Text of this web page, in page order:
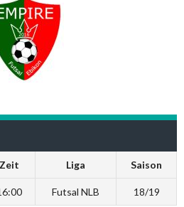
Zeit Liga Saison
Futsal NLB 18/19